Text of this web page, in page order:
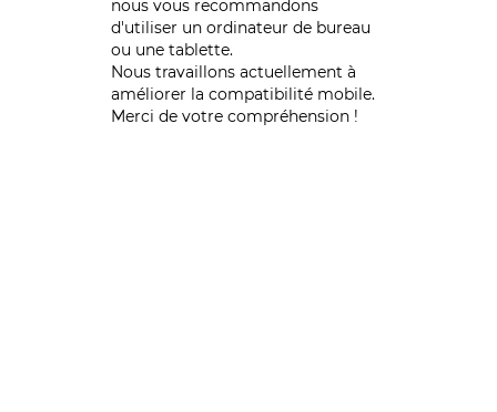
nous vous recommandons
d'utiliser un ordinateur de bureau
ou une tablette.
Nous travaillons actuellement à
améliorer la compatibilité mobile.
Merci de votre compréhension !